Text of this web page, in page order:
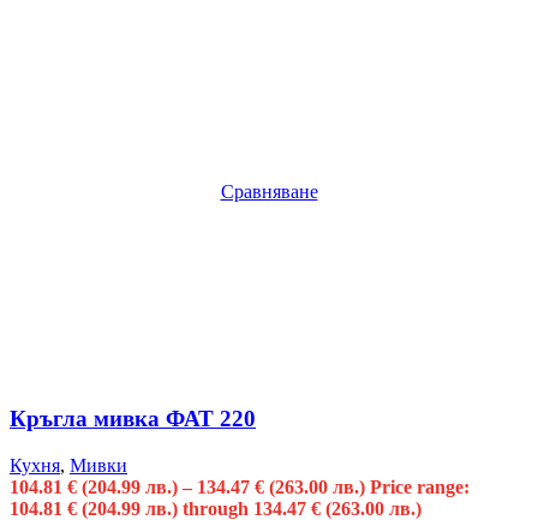
Сравняване
Кръгла мивка ФАТ 220
Кухня, Мивки
104.81 € (204.99 лв.) – 134.47 € (263.00 лв.) Price range:
104.81 € (204.99 лв.) through 134.47 € (263.00 лв.)